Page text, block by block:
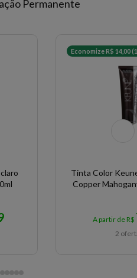
Permanente
Economize R$ 14,00
Tinta Color
Copper
A partir de R$
2